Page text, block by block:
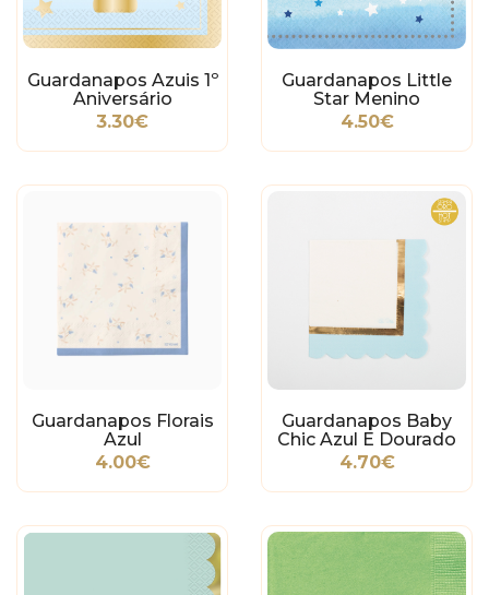
Guardanapos Azuis 1º
Aniversário
3.30€
Guardanapos Little
Star Menino
4.50€
Guardanapos Florais
Azul
4.00€
Guardanapos Baby
Chic Azul E Dourado
4.70€